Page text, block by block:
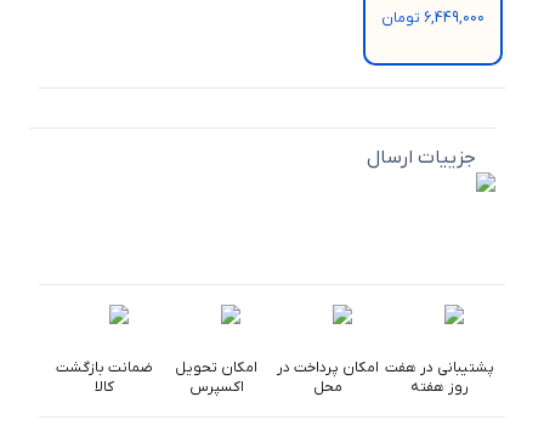
6,449,000 تومان
جزییات ارسال
پشتیبانی در هفت
روز هفته
امکان پرداخت در
محل
امکان تحویل
اکسپرس
ضمانت بازگشت
کالا